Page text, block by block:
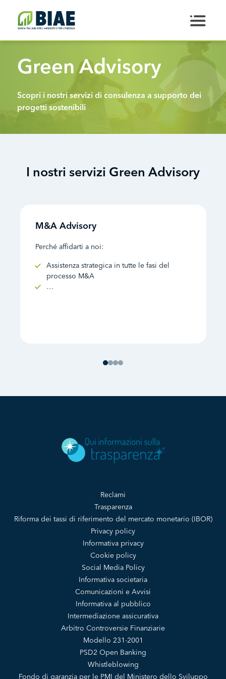
Green Advisory
Scopri i nostri servizi di consulenza a supporto dei
progetti sostenibili
I nostri servizi Green Advisory
M&A Advisory
Perché affidarti a noi:
Assistenza strategica in tutte le fasi del
processo M&A
…
Reclami
Trasparenza
Riforma dei tassi di riferimento del mercato monetario (IBOR)
Privacy policy
Informativa privacy
Cookie policy
Social Media Policy
Informativa societaria
Comunicazioni e Avvisi
Informativa al pubblico
Intermediazione assicurativa
Arbitro Controversie Finanziarie
Modello 231-2001
PSD2 Open Banking
Whistleblowing
Fondo di garanzia per le PMI del Ministero dello Sviluppo